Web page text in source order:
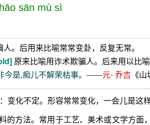
sān mù sì
。后用来比喻常常变卦，反复无常。
原来比喻用诈术欺骗人。后来用以比
今是,痴儿不解荣枯事。——元· 乔吉 《
变化不定。形容常常变化，一会儿是这
的方法。常用于工艺、美术或文学方面